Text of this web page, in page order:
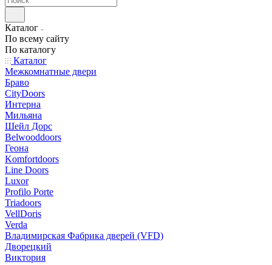
Каталог
По всему сайту
По каталогу
Каталог
Межкомнатные двери
Браво
CityDoors
Интерна
Мильяна
Шейл Дорс
Belwooddoors
Геона
Komfortdoors
Line Doors
Luxor
Profilo Porte
Triadoors
VellDoris
Verda
Владимирская Фабрика дверей (VFD)
Дворецкий
Виктория